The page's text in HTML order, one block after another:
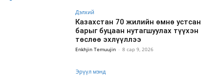
Дэлхий
Казахстан 70 жилийн өмнө устсан
барыг буцаан нутагшуулах түүхэн
төслөө эхлүүллээ
Enkhjin Temuujin - 8 сар 9, 2026
Эрүүл мэнд